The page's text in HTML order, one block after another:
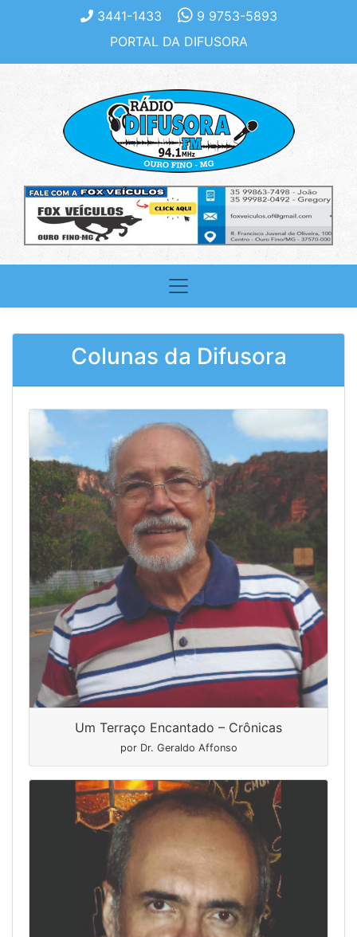
3441-1433
9 9753-5893
PORTAL DA DIFUSORA
Colunas da Difusora
Um Terraço Encantado – Crônicas
por Dr. Geraldo Affonso